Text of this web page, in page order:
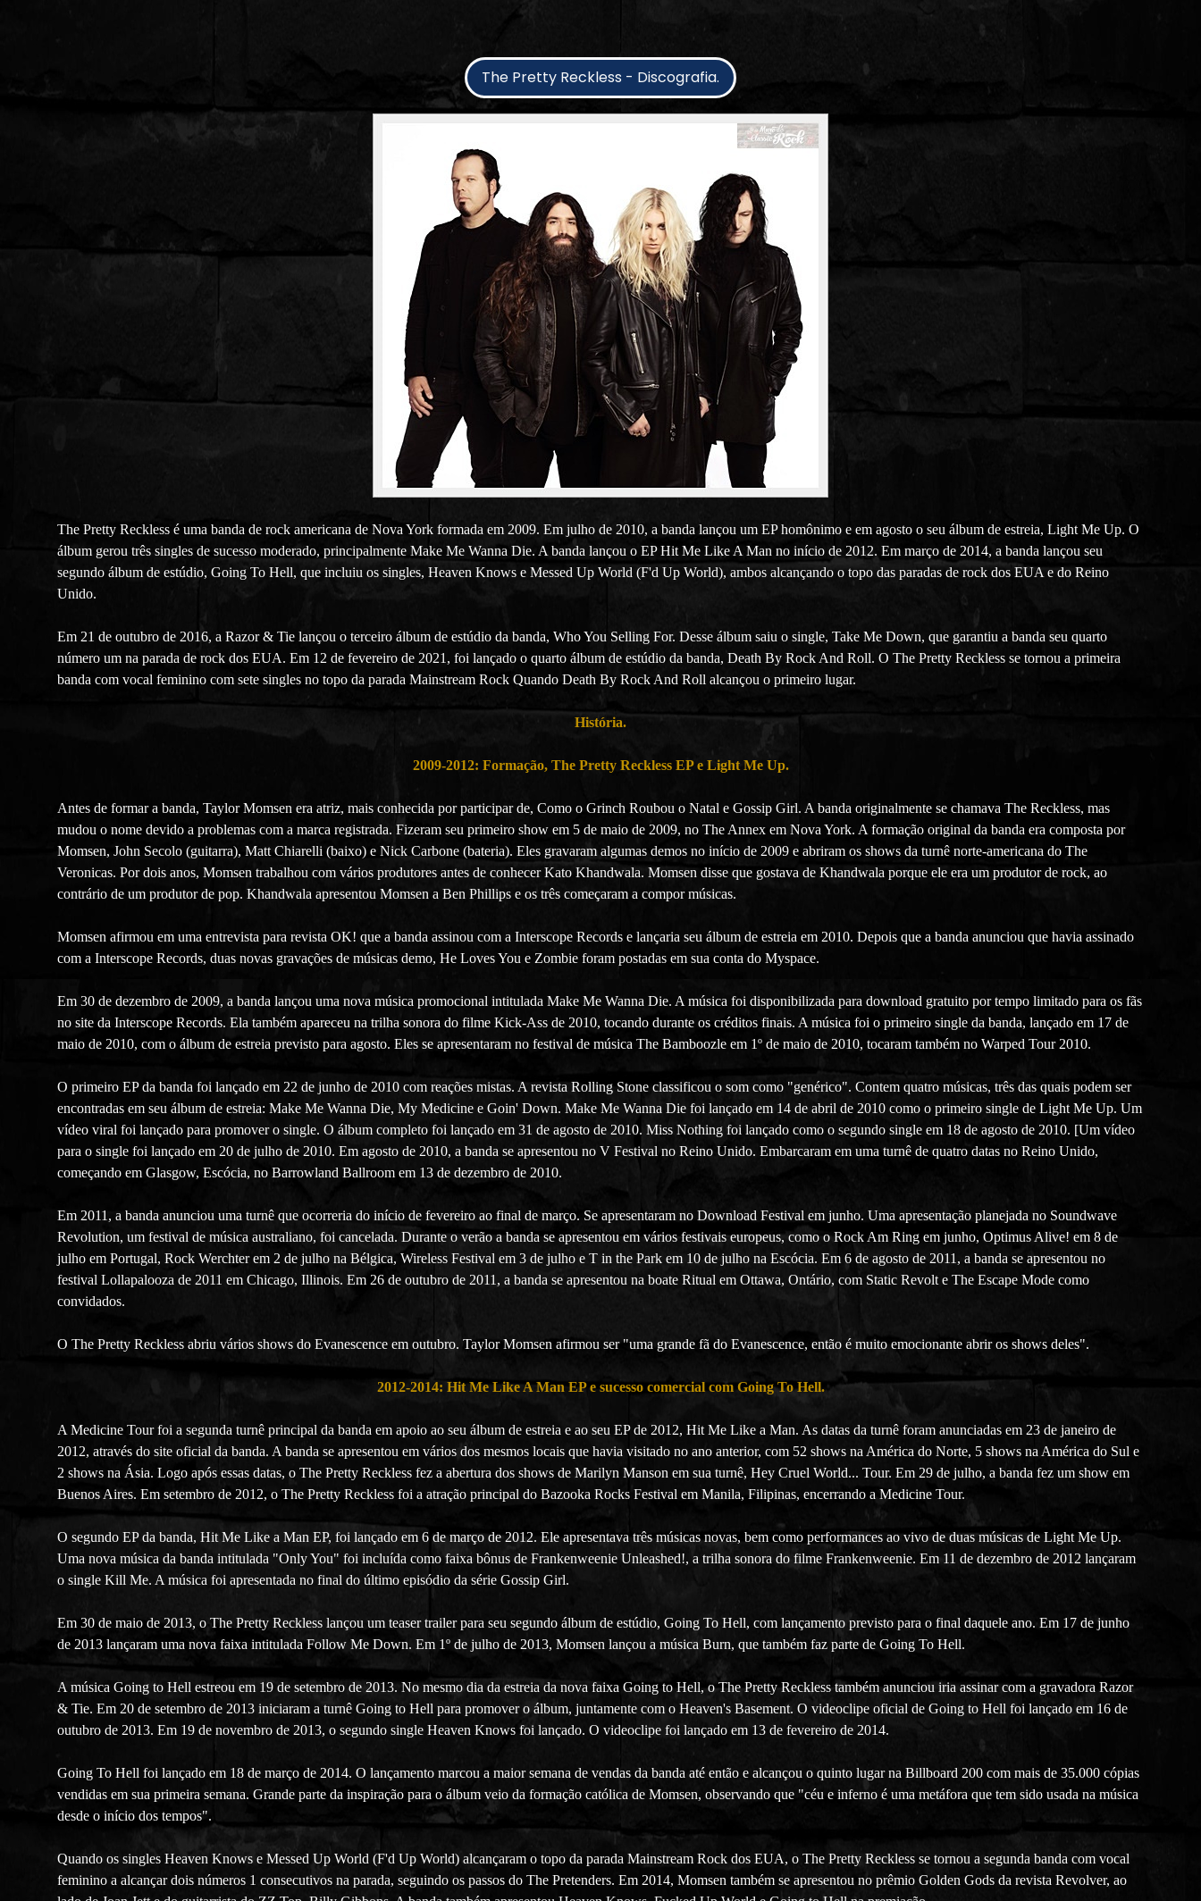
The Pretty Reckless - Discografia.
The Pretty Reckless é uma banda de rock americana de Nova York formada em 2009. Em julho de 2010, a banda lançou um EP homônimo e em agosto o seu álbum de estreia, Light Me Up. O
álbum gerou três singles de sucesso moderado, principalmente Make Me Wanna Die. A banda lançou o EP Hit Me Like A Man no início de 2012. Em março de 2014, a banda lançou seu
segundo álbum de estúdio, Going To Hell, que incluiu os singles, Heaven Knows e Messed Up World (F'd Up World), ambos alcançando o topo das paradas de rock dos EUA e do Reino
Unido.
Em 21 de outubro de 2016, a Razor & Tie lançou o terceiro álbum de estúdio da banda, Who You Selling For. Desse álbum saiu o single, Take Me Down, que garantiu a banda seu quarto
número um na parada de rock dos EUA. Em 12 de fevereiro de 2021, foi lançado o quarto álbum de estúdio da banda, Death By Rock And Roll. O The Pretty Reckless se tornou a primeira
banda com vocal feminino com sete singles no topo da parada Mainstream Rock Quando Death By Rock And Roll alcançou o primeiro lugar.
História.
2009-2012: Formação, The Pretty Reckless EP e Light Me Up.
Antes de formar a banda, Taylor Momsen era atriz, mais conhecida por participar de, Como o Grinch Roubou o Natal e Gossip Girl. A banda originalmente se chamava The Reckless, mas
mudou o nome devido a problemas com a marca registrada. Fizeram seu primeiro show em 5 de maio de 2009, no The Annex em Nova York. A formação original da banda era composta por
Momsen, John Secolo (guitarra), Matt Chiarelli (baixo) e Nick Carbone (bateria). Eles gravaram algumas demos no início de 2009 e abriram os shows da turnê norte-americana do The
Veronicas. Por dois anos, Momsen trabalhou com vários produtores antes de conhecer Kato Khandwala. Momsen disse que gostava de Khandwala porque ele era um produtor de rock, ao
contrário de um produtor de pop. Khandwala apresentou Momsen a Ben Phillips e os três começaram a compor músicas.
Momsen afirmou em uma entrevista para revista OK! que a banda assinou com a Interscope Records e lançaria seu álbum de estreia em 2010. Depois que a banda anunciou que havia assinado
com a Interscope Records, duas novas gravações de músicas demo, He Loves You e Zombie foram postadas em sua conta do Myspace.
Em 30 de dezembro de 2009, a banda lançou uma nova música promocional intitulada Make Me Wanna Die. A música foi disponibilizada para download gratuito por tempo limitado para os fãs
no site da Interscope Records. Ela também apareceu na trilha sonora do filme Kick-Ass de 2010, tocando durante os créditos finais. A música foi o primeiro single da banda, lançado em 17 de
maio de 2010, com o álbum de estreia previsto para agosto. Eles se apresentaram no festival de música The Bamboozle em 1º de maio de 2010, tocaram também no Warped Tour 2010.
O primeiro EP da banda foi lançado em 22 de junho de 2010 com reações mistas. A revista Rolling Stone classificou o som como "genérico". Contem quatro músicas, três das quais podem ser
encontradas em seu álbum de estreia: Make Me Wanna Die, My Medicine e Goin' Down. Make Me Wanna Die foi lançado em 14 de abril de 2010 como o primeiro single de Light Me Up. Um
vídeo viral foi lançado para promover o single. O álbum completo foi lançado em 31 de agosto de 2010. Miss Nothing foi lançado como o segundo single em 18 de agosto de 2010. [Um vídeo
para o single foi lançado em 20 de julho de 2010. Em agosto de 2010, a banda se apresentou no V Festival no Reino Unido. Embarcaram em uma turnê de quatro datas no Reino Unido,
começando em Glasgow, Escócia, no Barrowland Ballroom em 13 de dezembro de 2010.
Em 2011, a banda anunciou uma turnê que ocorreria do início de fevereiro ao final de março. Se apresentaram no Download Festival em junho. Uma apresentação planejada no Soundwave
Revolution, um festival de música australiano, foi cancelada. Durante o verão a banda se apresentou em vários festivais europeus, como o Rock Am Ring em junho, Optimus Alive! em 8 de
julho em Portugal, Rock Werchter em 2 de julho na Bélgica, Wireless Festival em 3 de julho e T in the Park em 10 de julho na Escócia. Em 6 de agosto de 2011, a banda se apresentou no
festival Lollapalooza de 2011 em Chicago, Illinois. Em 26 de outubro de 2011, a banda se apresentou na boate Ritual em Ottawa, Ontário, com Static Revolt e The Escape Mode como
convidados.
O The Pretty Reckless abriu vários shows do Evanescence em outubro. Taylor Momsen afirmou ser "uma grande fã do Evanescence, então é muito emocionante abrir os shows deles".
2012-2014: Hit Me Like A Man EP e sucesso comercial com Going To Hell.
A Medicine Tour foi a segunda turnê principal da banda em apoio ao seu álbum de estreia e ao seu EP de 2012, Hit Me Like a Man. As datas da turnê foram anunciadas em 23 de janeiro de
2012, através do site oficial da banda. A banda se apresentou em vários dos mesmos locais que havia visitado no ano anterior, com 52 shows na América do Norte, 5 shows na América do Sul e
2 shows na Ásia. Logo após essas datas, o The Pretty Reckless fez a abertura dos shows de Marilyn Manson em sua turnê, Hey Cruel World... Tour. Em 29 de julho, a banda fez um show em
Buenos Aires. Em setembro de 2012, o The Pretty Reckless foi a atração principal do Bazooka Rocks Festival em Manila, Filipinas, encerrando a Medicine Tour.
O segundo EP da banda, Hit Me Like a Man EP, foi lançado em 6 de março de 2012. Ele apresentava três músicas novas, bem como performances ao vivo de duas músicas de Light Me Up.
Uma nova música da banda intitulada "Only You" foi incluída como faixa bônus de Frankenweenie Unleashed!, a trilha sonora do filme Frankenweenie. Em 11 de dezembro de 2012 lançaram
o single Kill Me. A música foi apresentada no final do último episódio da série Gossip Girl.
Em 30 de maio de 2013, o The Pretty Reckless lançou um teaser trailer para seu segundo álbum de estúdio, Going To Hell, com lançamento previsto para o final daquele ano. Em 17 de junho
de 2013 lançaram uma nova faixa intitulada Follow Me Down. Em 1º de julho de 2013, Momsen lançou a música Burn, que também faz parte de Going To Hell.
A música Going to Hell estreou em 19 de setembro de 2013. No mesmo dia da estreia da nova faixa Going to Hell, o The Pretty Reckless também anunciou iria assinar com a gravadora Razor
& Tie. Em 20 de setembro de 2013 iniciaram a turnê Going to Hell para promover o álbum, juntamente com o Heaven's Basement. O videoclipe oficial de Going to Hell foi lançado em 16 de
outubro de 2013. Em 19 de novembro de 2013, o segundo single Heaven Knows foi lançado. O videoclipe foi lançado em 13 de fevereiro de 2014.
Going To Hell foi lançado em 18 de março de 2014. O lançamento marcou a maior semana de vendas da banda até então e alcançou o quinto lugar na Billboard 200 com mais de 35.000 cópias
vendidas em sua primeira semana. Grande parte da inspiração para o álbum veio da formação católica de Momsen, observando que "céu e inferno é uma metáfora que tem sido usada na música
desde o início dos tempos".
Quando os singles Heaven Knows e Messed Up World (F'd Up World) alcançaram o topo da parada Mainstream Rock dos EUA, o The Pretty Reckless se tornou a segunda banda com vocal
feminino a alcançar dois números 1 consecutivos na parada, seguindo os passos do The Pretenders. Em 2014, Momsen também se apresentou no prêmio Golden Gods da revista Revolver, ao